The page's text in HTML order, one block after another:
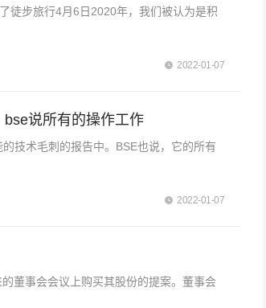
徒步旅行4月6日2020年，我们被认为是积
2022-01-07
说所有的操作工作
技术毛刺的报告中。BSE也说，它的所有
2022-01-07
董事会会议上购买其股份的提案。董事会